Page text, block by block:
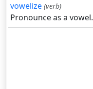
vowelize (verb)
Pronounce as a vowel.